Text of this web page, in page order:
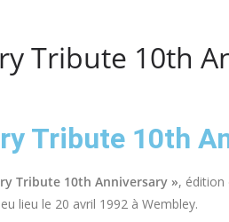
Tribute 10th
Tribute 10th
Tribute 10th Anniversary », édition
lieu le 20 avril 1992 à Wembley.